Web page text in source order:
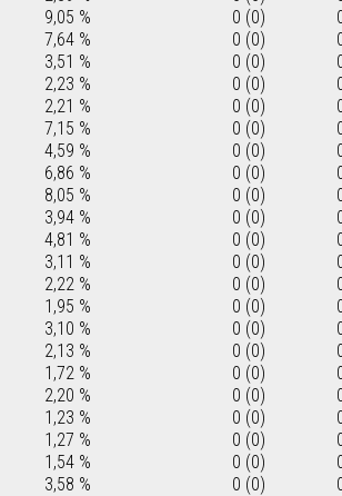
9,05 % 0 (0)
7,64 % 0 (0)
3,51 % 0 (0)
2,23 % 0 (0)
2,21 % 0 (0)
7,15 % 0 (0)
4,59 % 0 (0)
6,86 % 0 (0)
8,05 % 0 (0)
3,94 % 0 (0)
4,81 % 0 (0)
3,11 % 0 (0)
2,22 % 0 (0)
1,95 % 0 (0)
3,10 % 0 (0)
2,13 % 0 (0)
1,72 % 0 (0)
2,20 % 0 (0)
1,23 % 0 (0)
1,27 % 0 (0)
1,54 % 0 (0)
3,58 % 0 (0)